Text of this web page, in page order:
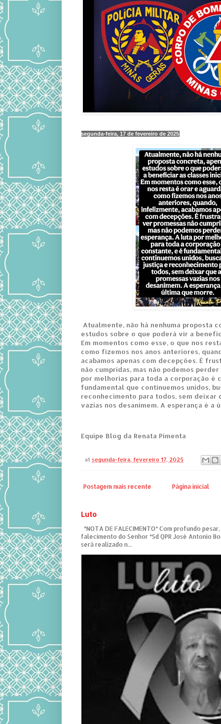
segunda-feira, 17 de fevereiro de 2025
Atualmente, não há nenhuma proposta
estudos sobre o que poderá vir a
Em momentos como esse, o que nos
como fizemos nos anos anteriores,
acabamos apenas com decepções. É
não cumpridas, mas não podemos
por melhorias para toda a corporação é
fundamental que continuemos unidos,
reconhecimento para todos, sem deixar
vazias nos desanimem. A esperança é a
Equipe Blog da Renata Pimenta
at segunda-feira, fevereiro 17, 2025
Postagem mais recente Página inicial
Luto
*NOTA DE FALECIMENTO* Com profundo
falecimento do Senhor *Sd QPR José Antonio
será realizado n...